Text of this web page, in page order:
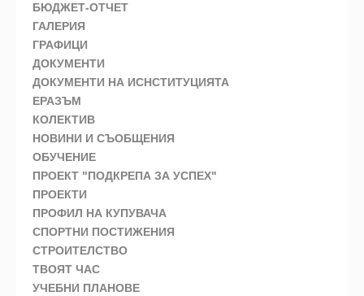
БЮДЖЕТ-ОТЧЕТ
ГАЛЕРИЯ
ГРАФИЦИ
ДОКУМЕНТИ
ДОКУМЕНТИ НА ИСНСТИТУЦИЯТА
ЕРАЗЪМ
КОЛЕКТИВ
НОВИНИ И СЪОБЩЕНИЯ
ОБУЧЕНИЕ
ПРОЕКТ "ПОДКРЕПА ЗА УСПЕХ"
ПРОЕКТИ
ПРОФИЛ НА КУПУВАЧА
СПОРТНИ ПОСТИЖЕНИЯ
СТРОИТЕЛСТВО
ТВОЯТ ЧАС
УЧЕБНИ ПЛАНОВЕ